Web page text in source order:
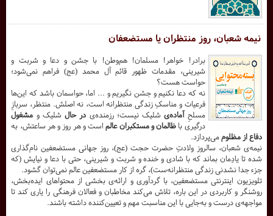
نیمه شعبان، روز منتظران یا مستضعفان
برادر! خواهر! مسلمان! هم‌وطن! با جشن و دعا و شربت و
شیرینی، مقدمات ظهور قائم آل محمد (عج) فراهم نمی‌شود؛
حواست هست؟
نه که دعا نکنیم و جشن نگیریم و ... اما، حواسمان باشد که این‌ها
فرعیات و مناسکِ زندگی منتظرانه است، نه اصلش. منتظر، سربازِ
مسلحِآماده‌یشلیک نیست؛ رزمنده‌ی در حالشلیک و مشغول
درگیری باظالمان و مستکبران عالماست و هر روز و هر ساعتش، به
دفاع از مظلوممی‌پردازد.
نیمه‌ی شعبان، سالروز ولادتِ حضرت حجت (عج)، روز جهانی مستضعفین نام‌گذاری
شده تا یادِمان بماند که با شادی و خنده و شربت و شیرینی، حتی با دعا و نیایش (که
جزء جدا نشدنی زندگی منتظرانه‌ست)، گره از کار مستضعفین عالم نمی‌توان گشود.
تلویزیون اینترنتی مستضعفین، با گردآوری و ارائه‌ی بخشی از محتواهای ایده‌بخش،
روشنگر و کاربردی در این باره، تلاش می‌کند مخاطبان و فعالان فرهنگی را یاری کند تا
مواجهه‌ی درست و به‌جایی با این مناسبت مهم و تعیین‌کننده داشته باشند.